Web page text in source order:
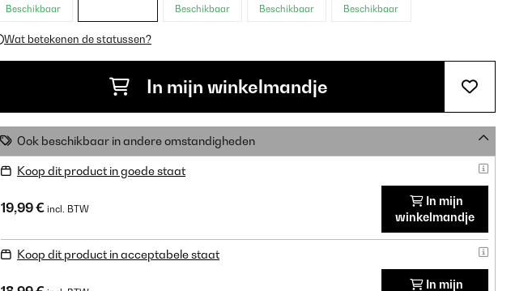
Beschikbaar Beschikbaar Beschikbaar Beschikbaar
Wat betekenen de statussen?
In mijn winkelmandje
Ook beschikbaar in andere omstandigheden
Koop dit product in goede staat
19,99 € incl. BTW
In mijn
winkelmandje
Koop dit product in acceptabele staat
In mijn